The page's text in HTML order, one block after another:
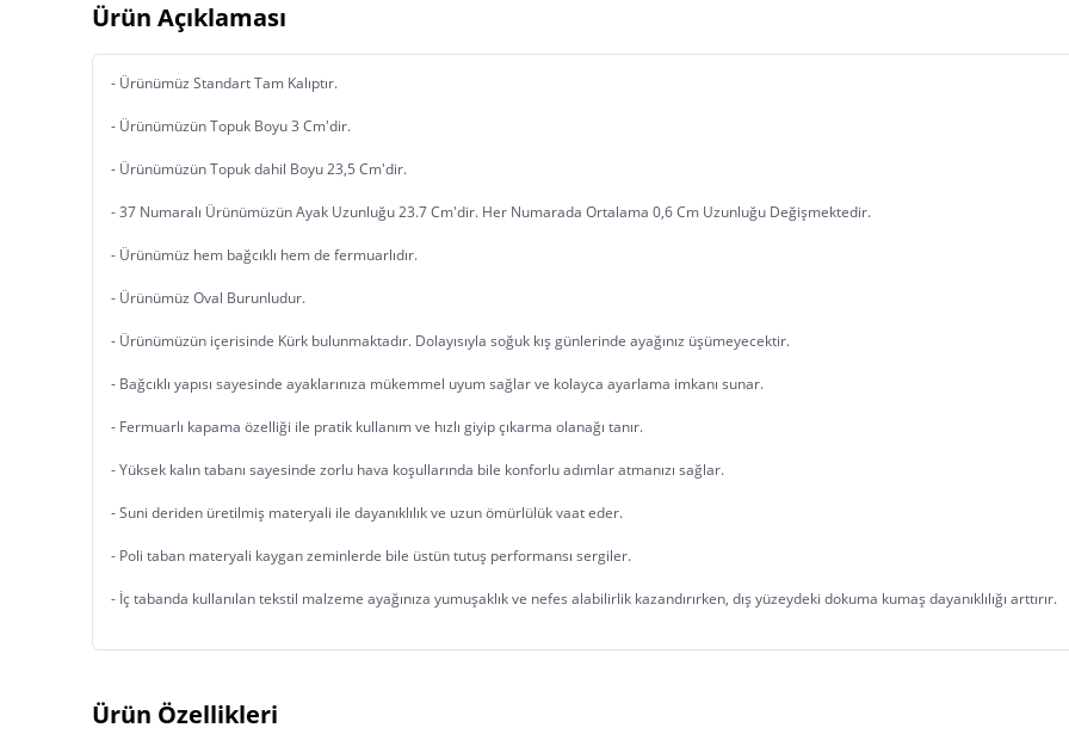
Ürün Açıklaması
- Ürünümüz Standart Tam Kalıptır.
- Ürünümüzün Topuk Boyu 3 Cm'dir.
- Ürünümüzün Topuk dahil Boyu 23,5 Cm'dir.
- 37 Numaralı Ürünümüzün Ayak Uzunluğu 23.7 Cm'dir. Her Numarada Ortalama 0,6 Cm Uzunluğu Değişmektedir.
- Ürünümüz hem bağcıklı hem de fermuarlıdır.
- Ürünümüz Oval Burunludur.
- Ürünümüzün içerisinde Kürk bulunmaktadır. Dolayısıyla soğuk kış günlerinde ayağınız üşümeyecektir.
- Bağcıklı yapısı sayesinde ayaklarınıza mükemmel uyum sağlar ve kolayca ayarlama imkanı sunar.
- Fermuarlı kapama özelliği ile pratik kullanım ve hızlı giyip çıkarma olanağı tanır.
- Yüksek kalın tabanı sayesinde zorlu hava koşullarında bile konforlu adımlar atmanızı sağlar.
- Suni deriden üretilmiş materyali ile dayanıklılık ve uzun ömürlülük vaat eder.
- Poli taban materyali kaygan zeminlerde bile üstün tutuş performansı sergiler.
- İç tabanda kullanılan tekstil malzeme ayağınıza yumuşaklık ve nefes alabilirlik kazandırırken, dış yüzeydeki dokuma kumaş dayanıklılığı arttırır.
Ürün Özellikleri